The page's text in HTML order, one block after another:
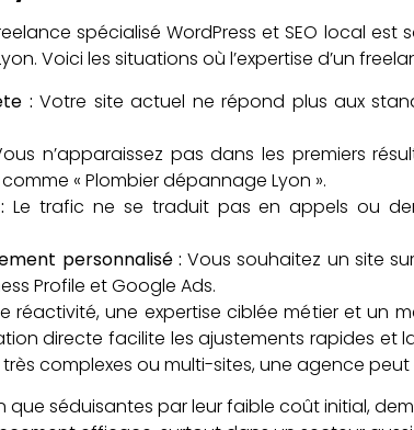
spécialisé WordPress et SEO local
Voici les situations où l’expertise d’un
: Votre site actuel ne répond plus aux
n’apparaissez pas dans les premiers
« Plombier dépannage Lyon ».
Le trafic ne se traduit pas en appels ou
personnalisé : Vous souhaitez un site
Profile et Google Ads.
réactivité, une expertise ciblée métier et un
directe facilite les ajustements rapides et
complexes ou multi-sites, une agence
que séduisantes par leur faible coût initial,